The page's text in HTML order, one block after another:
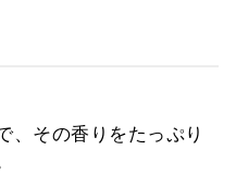
、その香りをたっぷり